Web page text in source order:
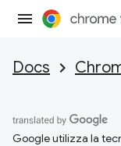
Docs
Google utilizza la